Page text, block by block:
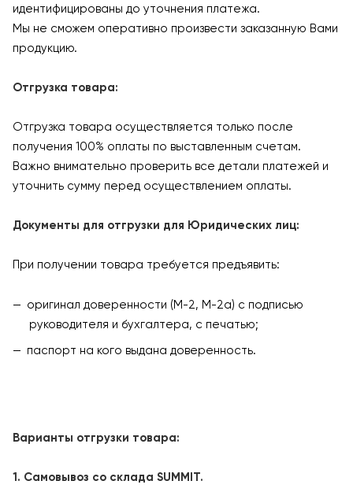
идентифицированы до уточнения платежа.
Мы не сможем оперативно произвести заказанную Вами
продукцию.
Отгрузка товара:
Отгрузка товара осуществляется только после
получения 100% оплаты по выставленным счетам.
Важно внимательно проверить все детали платежей и
уточнить сумму перед осуществлением оплаты.
Документы для отгрузки для Юридических лиц:
При получении товара требуется предъявить:
оригинал доверенности (М-2, М-2а) с подписью
руководителя и бухгалтера, с печатью;
паспорт на кого выдана доверенность.
Варианты отгрузки товара:
1. Самовывоз со склада SUMMIT.